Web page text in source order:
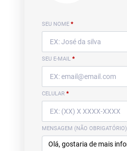
SEU NOME *
SEU E-MAIL *
CELULAR *
MENSAGEM (NÃO OBRIGATÓRIO)